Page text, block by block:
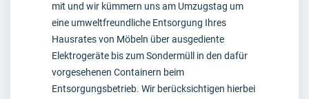
mit und wir kümmern uns am Umzugstag um
eine umweltfreundliche Entsorgung Ihres
Hausrates von Möbeln über ausgediente
Elektrogeräte bis zum Sondermüll in den dafür
vorgesehenen Containern beim
Entsorgungsbetrieb. Wir berücksichtigen hierbei